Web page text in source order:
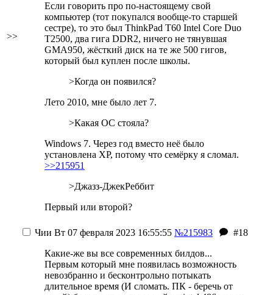
>>
Если говорить про по-настоящему свой
компьютер (тот покупался вообще-то старшей
сестре), то это был ThinkPad T60 Intel Core Duo
T2500, два гига DDR2, ничего не тянувшая
GMA950, жёсткий диск на те же 500 гигов,
который был куплен после школы.
>Когда он появился?
Лето 2010, мне было лет 7.
>Какая ОС стояла?
Windows 7. Через год вместо неё было
установлена XP, потому что семёрку я сломал.
>>215951
>Джазз-ДжекРеббит
Первый или второй?
Чии Вт 07 февраля 2023 16:55:55 №215983
#18
Какие-же вы все современных билдов...
Первым который мне появилась возможность
невозбранно и бесконтрольно потыкать
длительное время (И сломать. ПК - беречь от